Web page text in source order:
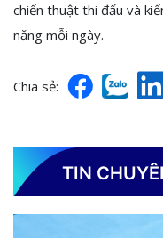
chiến thuật thi đấu và
năng mỗi ngày.
Chia sẻ:
TIN